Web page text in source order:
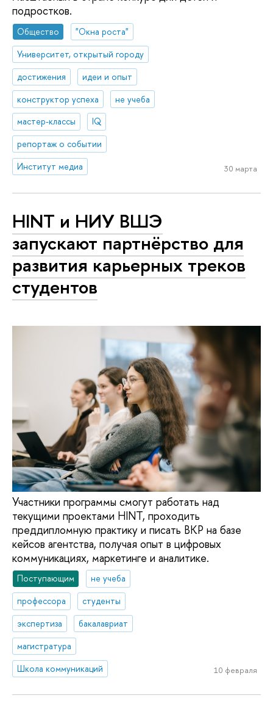
подростков.
Общество
"Окна роста"
Университет, открытый городу
достижения
идеи и опыт
конструктор успеха
не учеба
мастер-классы
IQ
репортаж о событии
Институт медиа
30 марта
HINT и НИУ ВШЭ
запускают партнёрство для
развития карьерных треков
студентов
Участники программы смогут работать над
текущими проектами HINT, проходить
преддипломную практику и писать ВКР на базе
кейсов агентства, получая опыт в цифровых
коммуникациях, маркетинге и аналитике.
Поступающим
не учеба
профессора
студенты
экспертиза
бакалавриат
магистратура
Школа коммуникаций
10 февраля